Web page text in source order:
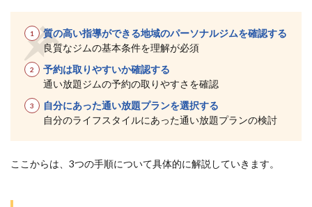
題で
通え
るパ
ーソ
おす
TOP2
質の高い指導ができる地域のパーソナルジムを確認する
良質なジムの基本条件を理解が必須
予約は取りやすいか確認する
通い放題ジムの予約の取りやすさを確認
自分にあった通い放題プランを選択する
自分のライフスタイルにあった通い放題プランの検討
ここからは、3つの手順について具体的に解説していきます。